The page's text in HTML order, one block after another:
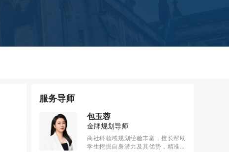
服务导师
包玉蓉
金牌规划导师
商社科领域规划经验丰富，擅长帮助
学生挖掘自身潜力及其优势，精准把